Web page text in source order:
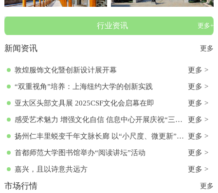
行业资讯 更多+
新闻资讯 更多
敦煌服饰文化暨创新设计展开幕 更多 >
“双重视角”培养：上海纽约大学的创新实践 更多 >
亚太区头部文具展 2025CSF文化会启幕在即 更多 >
感受艺术魅力 增强文化自信 信息中心开展庆祝“三八”国际妇女节活动 更多 >
扬州仁丰里蜕变千年文脉长廊 以“小尺度、微更新”实现古今交融 更多 >
首都师范大学图书馆举办“阅读讲坛”活动 更多 >
嘉兴，且以诗意共远方 更多 >
市场行情 更多